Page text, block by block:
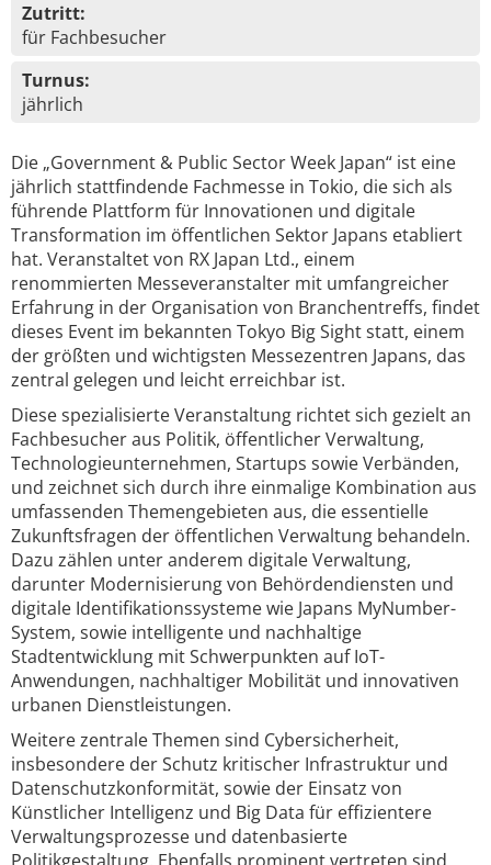
Zutritt:
für Fachbesucher
Turnus:
jährlich
Die „Government & Public Sector Week Japan“ ist eine
jährlich stattfindende Fachmesse in Tokio, die sich als
führende Plattform für Innovationen und digitale
Transformation im öffentlichen Sektor Japans etabliert
hat. Veranstaltet von RX Japan Ltd., einem
renommierten Messeveranstalter mit umfangreicher
Erfahrung in der Organisation von Branchentreffs, findet
dieses Event im bekannten Tokyo Big Sight statt, einem
der größten und wichtigsten Messezentren Japans, das
zentral gelegen und leicht erreichbar ist.
Diese spezialisierte Veranstaltung richtet sich gezielt an
Fachbesucher aus Politik, öffentlicher Verwaltung,
Technologieunternehmen, Startups sowie Verbänden,
und zeichnet sich durch ihre einmalige Kombination aus
umfassenden Themengebieten aus, die essentielle
Zukunftsfragen der öffentlichen Verwaltung behandeln.
Dazu zählen unter anderem digitale Verwaltung,
darunter Modernisierung von Behördendiensten und
digitale Identifikationssysteme wie Japans MyNumber-
System, sowie intelligente und nachhaltige
Stadtentwicklung mit Schwerpunkten auf IoT-
Anwendungen, nachhaltiger Mobilität und innovativen
urbanen Dienstleistungen.
Weitere zentrale Themen sind Cybersicherheit,
insbesondere der Schutz kritischer Infrastruktur und
Datenschutzkonformität, sowie der Einsatz von
Künstlicher Intelligenz und Big Data für effizientere
Verwaltungsprozesse und datenbasierte